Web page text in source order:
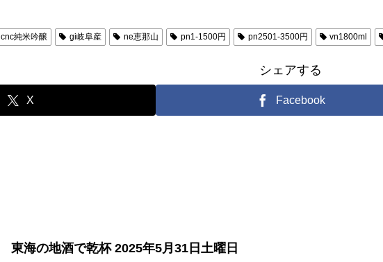
cnc純米吟醸 gi岐阜産 ne恵那山 pn1-1500円 pn2501-3500円 vn1800ml
シェアする
X Facebook
東海の地酒で乾杯 2025年5月31日土曜日